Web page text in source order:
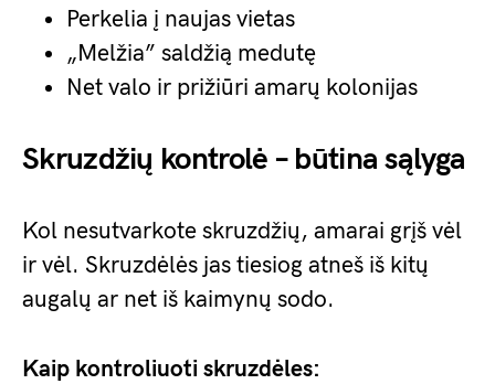
Perkelia į naujas vietas
„Melžia” saldžią medutę
Net valo ir prižiūri amarų kolonijas
Skruzdžių kontrolė – būtina sąlyga
Kol nesutvarkote skruzdžių, amarai grįš vėl
ir vėl. Skruzdėlės jas tiesiog atneš iš kitų
augalų ar net iš kaimynų sodo.
Kaip kontroliuoti skruzdėles: